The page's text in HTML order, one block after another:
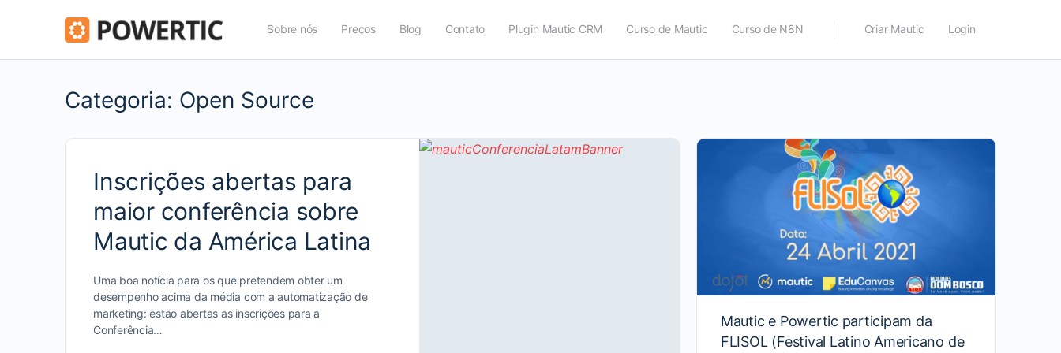
Sobre nós Preços Blog Contato Plugin Mautic CRM Curso de Mautic Curso de N8N Criar Mautic Login
Categoria: Open Source
Inscrições abertas para
maior conferência sobre
Mautic da América Latina
Uma boa notícia para os que pretendem obter um
desempenho acima da média com a automatização de
marketing: estão abertas as inscrições para a
Conferência…
Mautic e Powertic participam da
FLISOL (Festival Latino Americano de